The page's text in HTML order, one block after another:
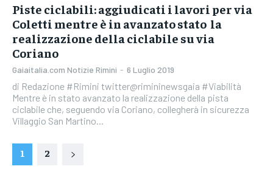
Piste ciclabili: aggiudicati i lavori per via
Coletti mentre è in avanzato stato la
realizzazione della ciclabile su via
Coriano
Gaiaitalia.com Notizie Rimini - 6 Luglio 2019
di Redazione #Rimini twitter@rimininewsgaia #Viabilità
Mentre è in stato avanzato la realizzazione della pista
ciclabile che, seguendo via Coriano, collegherà in sicurezza
Villaggio San Martino...
1 2